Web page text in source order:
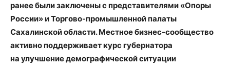
ранее были заключены с представителями «Опоры
России» и Торгово-промышленной палаты
Сахалинской области. Местное бизнес-сообщество
активно поддерживает курс губернатора
на улучшение демографической ситуации